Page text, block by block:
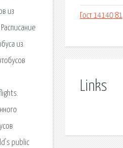
из
из
public
Гост 14140 81
Links